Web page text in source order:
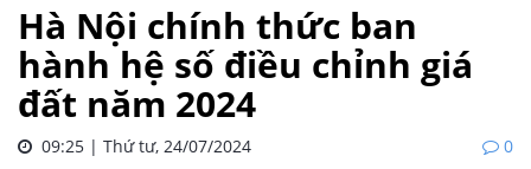
Hà Nội chính thức ban
hành hệ số điều chỉnh giá
đất năm 2024
09:25 | Thứ tư, 24/07/2024 0